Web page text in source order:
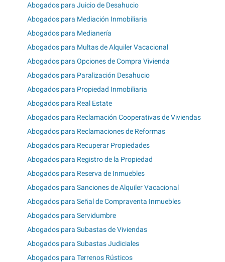
Abogados para Juicio de Desahucio
Abogados para Mediación Inmobiliaria
Abogados para Medianería
Abogados para Multas de Alquiler Vacacional
Abogados para Opciones de Compra Vivienda
Abogados para Paralización Desahucio
Abogados para Propiedad Inmobiliaria
Abogados para Real Estate
Abogados para Reclamación Cooperativas de Viviendas
Abogados para Reclamaciones de Reformas
Abogados para Recuperar Propiedades
Abogados para Registro de la Propiedad
Abogados para Reserva de Inmuebles
Abogados para Sanciones de Alquiler Vacacional
Abogados para Señal de Compraventa Inmuebles
Abogados para Servidumbre
Abogados para Subastas de Viviendas
Abogados para Subastas Judiciales
Abogados para Terrenos Rústicos